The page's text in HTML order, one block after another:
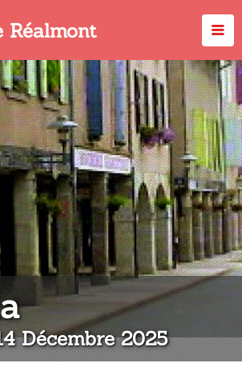
Réalmont
:
Décembre 2025